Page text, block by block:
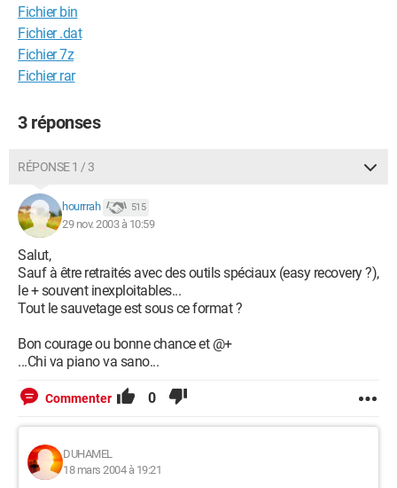
Fichier bin
Fichier .dat
Fichier 7z
Fichier rar
3 réponses
RÉPONSE 1 / 3
hourrrah 515
29 nov. 2003 à 10:59
Salut,
Sauf à être retraités avec des outils spéciaux (easy recovery ?),
le + souvent inexploitables...
Tout le sauvetage est sous ce format ?
Bon courage ou bonne chance et @+
...Chi va piano va sano...
Commenter 0
DUHAMEL
18 mars 2004 à 19:21